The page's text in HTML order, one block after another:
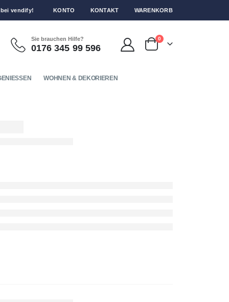
vendify! KONTO KONTAKT WARENKORB
Sie brauchen Hilfe?
0176 345 99 596
0
WOHNEN & DEKORIEREN